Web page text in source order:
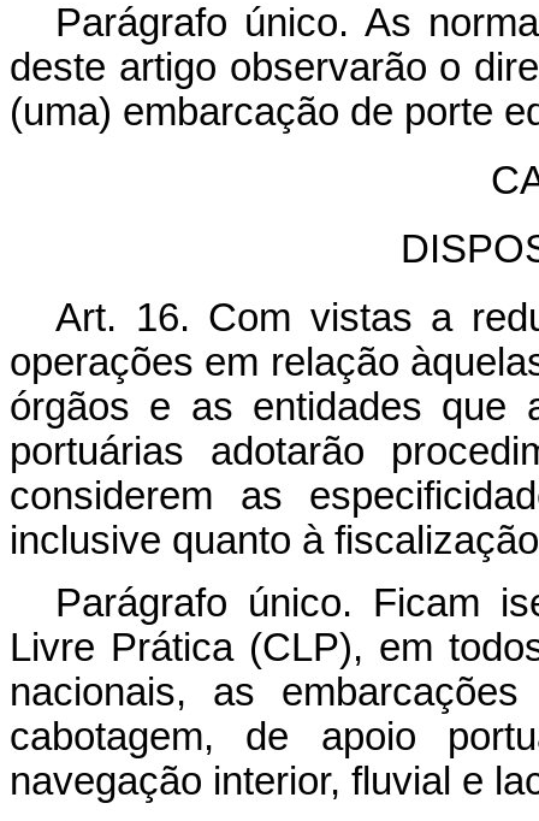
Parágrafo único. As
deste artigo observarão o
(uma) embarcação de porte
Art. 16. Com vistas a
operações em relação
órgãos e as entidades que
portuárias adotarão
considerem as
inclusive quanto à
Parágrafo único. Ficam
Livre Prática (CLP), em
nacionais, as
cabotagem, de apoio
navegação interior, fluvial e